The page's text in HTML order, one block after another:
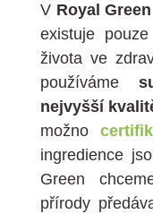
V Royal Green
existuje
života ve
používáme
nejvyšší
možno
ingredience
Green
přírody